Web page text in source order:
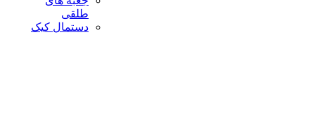
طلقی
دستمال کیک